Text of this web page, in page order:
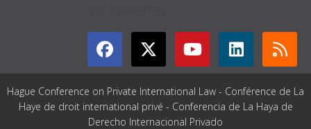
Hague Conference on Private International Law - Conférence de La
Haye de droit international privé - Conferencia de La Haya de
Derecho Internacional Privado